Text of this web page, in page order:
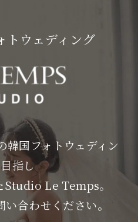
トウェディング
韓国フォトウェディン
指し
Studio Le Temps。
合わせください。